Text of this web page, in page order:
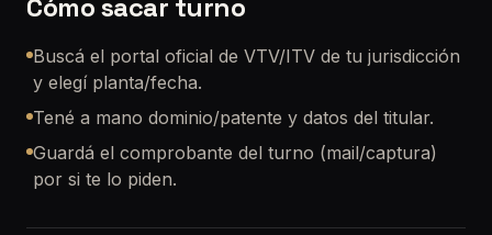
Cómo sacar turno
Buscá el portal oficial de VTV/ITV de tu jurisdicción
y elegí planta/fecha.
Tené a mano dominio/patente y datos del titular.
Guardá el comprobante del turno (mail/captura)
por si te lo piden.